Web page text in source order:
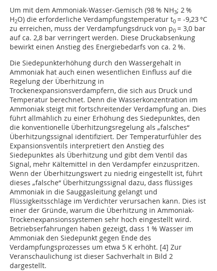
Um mit dem Ammoniak-Wasser-Gemisch (98 % NH3; 2 %
H2O) die erforderliche Verdampfungstemperatur t0 = -9,23 °C
zu erreichen, muss der Verdampfungsdruck von p0 = 3,0 bar
auf ca. 2,8 bar verringert werden. Diese Druckabsenkung
bewirkt einen Anstieg des Energiebedarfs von ca. 2 %.
Die Siedepunkterhöhung durch den Wassergehalt in
Ammoniak hat auch einen wesentlichen Einfluss auf die
Regelung der Überhitzung in
Trockenexpansionsverdampfern, die sich aus Druck und
Temperatur berechnet. Denn die Wasserkonzentration im
Ammoniak steigt mit fortschreitender Verdampfung an. Dies
führt allmählich zu einer Erhöhung des Siedepunktes, den
die konventionelle Überhitzungsregelung als „falsches“
Überhitzungssignal identifiziert. Der Temperaturfühler des
Expansionsventils interpretiert den Anstieg des
Siedepunktes als Überhitzung und gibt dem Ventil das
Signal, mehr Kältemittel in den Verdampfer einzuspritzen.
Wenn der Überhitzungswert zu niedrig eingestellt ist, führt
dieses „falsche“ Überhitzungssignal dazu, dass flüssiges
Ammoniak in die Sauggasleitung gelangt und
Flüssigkeitsschläge im Verdichter verursachen kann. Dies ist
einer der Gründe, warum die Überhitzung in Ammoniak-
Trockenexpansionssystemen sehr hoch eingestellt wird.
Betriebserfahrungen haben gezeigt, dass 1 % Wasser im
Ammoniak den Siedepunkt gegen Ende des
Verdampfungsprozesses um etwa 5 K erhöht. [4] Zur
Veranschaulichung ist dieser Sachverhalt in Bild 2
dargestellt.